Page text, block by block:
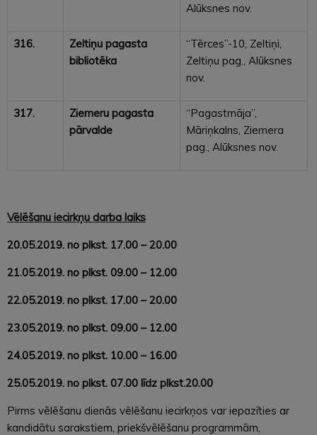
Alūksnes nov.
316.
Zeltiņu pagasta
bibliotēka
“Tērces”-10, Zeltiņi,
Zeltiņu pag., Alūksnes
nov.
317.
Ziemeru pagasta
pārvalde
“Pagastmāja”,
Māriņkalns, Ziemera
pag., Alūksnes nov.
Vēlēšanu iecirkņu darba laiks
20.05.2019. no plkst. 17.00 – 20.00
21.05.2019. no plkst. 09.00 – 12.00
22.05.2019. no plkst. 17.00 – 20.00
23.05.2019. no plkst. 09.00 – 12.00
24.05.2019. no plkst. 10.00 – 16.00
25.05.2019. no plkst. 07.00 līdz plkst.20.00
Pirms vēlēšanu dienās vēlēšanu iecirkņos var iepazīties ar
kandidātu sarakstiem, priekšvēlēšanu programmām,